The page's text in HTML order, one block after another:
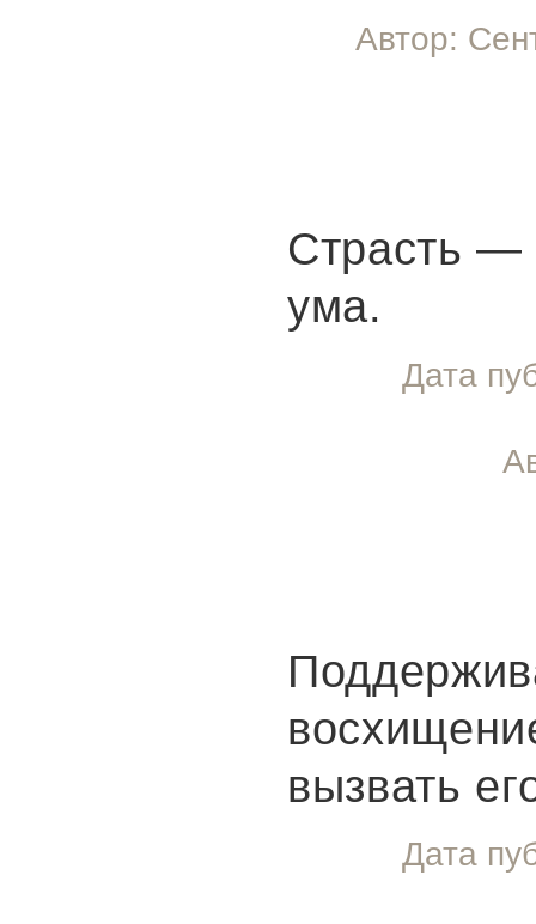
Автор:
Страсть —
ума.
Дата
вызвать
Дата